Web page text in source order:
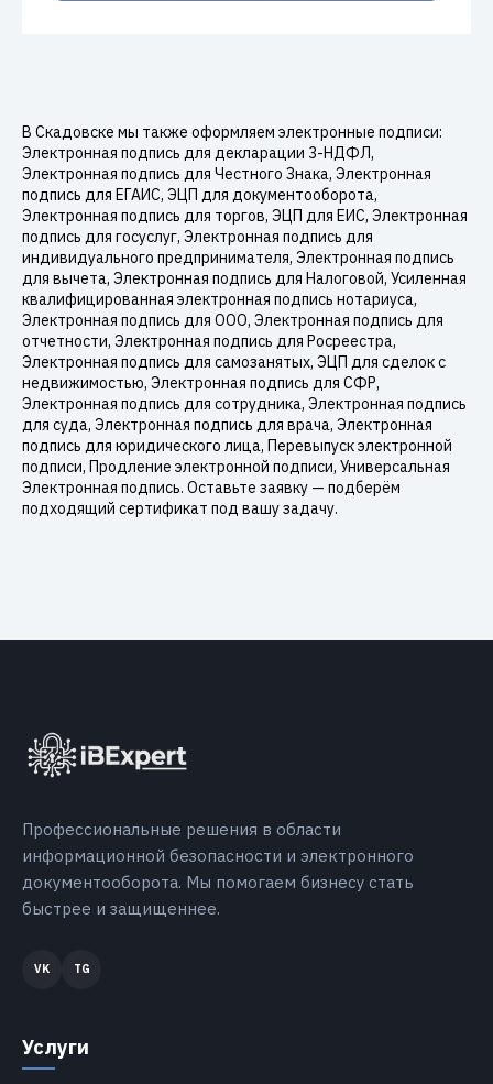
В Скадовске мы также оформляем электронные подписи:
Электронная подпись для декларации 3-НДФЛ,
Электронная подпись для Честного Знака, Электронная
подпись для ЕГАИС, ЭЦП для документооборота,
Электронная подпись для торгов, ЭЦП для ЕИС, Электронная
подпись для госуслуг, Электронная подпись для
индивидуального предпринимателя, Электронная подпись
для вычета, Электронная подпись для Налоговой, Усиленная
квалифицированная электронная подпись нотариуса,
Электронная подпись для ООО, Электронная подпись для
отчетности, Электронная подпись для Росреестра,
Электронная подпись для самозанятых, ЭЦП для сделок с
недвижимостью, Электронная подпись для СФР,
Электронная подпись для сотрудника, Электронная подпись
для суда, Электронная подпись для врача, Электронная
подпись для юридического лица, Перевыпуск электронной
подписи, Продление электронной подписи, Универсальная
Электронная подпись. Оставьте заявку — подберём
подходящий сертификат под вашу задачу.
Профессиональные решения в области
информационной безопасности и электронного
документооборота. Мы помогаем бизнесу стать
быстрее и защищеннее.
Услуги